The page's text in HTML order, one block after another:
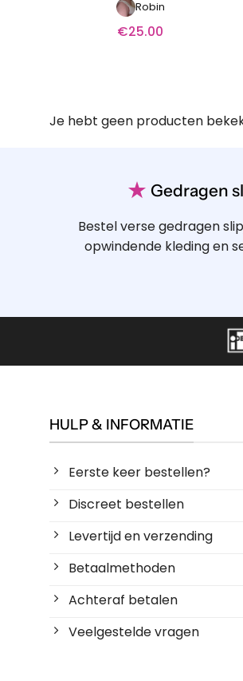
Robin
€25.00
Je hebt geen producten
★ Gedragen
Bestel verse gedragen
opwindende kleding en
HULP & INFORMATIE
Eerste keer bestellen?
Discreet bestellen
Levertijd en verzending
Betaalmethoden
Achteraf betalen
Veelgestelde vragen